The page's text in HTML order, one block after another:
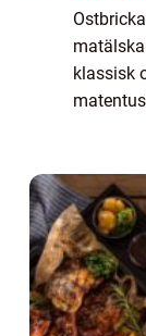
klassisk